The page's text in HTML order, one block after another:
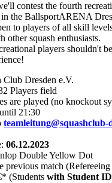
contest the fourth
the BallsportARENA
to players of all skill
other squash enthusiasts.
players shouldn't
Club Dresden e.V.
Players field
are played (no knockout
21:30
teamleitung@squashclub-
06.12.2023
Double Yellow Dot
previous match
(Students with Student ID